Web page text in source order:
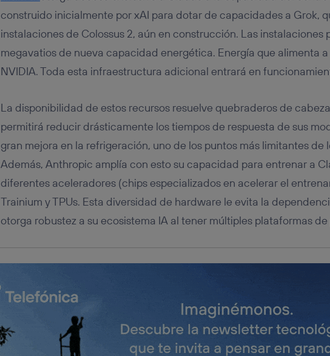
construido inicialmente por xAI para dotar de capacidades a Grok,
instalaciones de Colossus 2, aún en construcción. Las
megavatios de nueva capacidad energética. Energía que alimenta
NVIDIA. Toda esta infraestructura adicional entrará en
La disponibilidad de estos recursos resuelve quebraderos de
permitirá reducir drásticamente los tiempos de respuesta de sus
gran mejora en la refrigeración, uno de los puntos más limitantes de
Además, Anthropic amplía con esto su capacidad para entrenar a
diferentes aceleradores (chips especializados en acelerar el
Trainium y TPUs. Esta diversidad de hardware le evita la
otorga robustez a su ecosistema IA al tener múltiples plataformas
conecte su dispositivo y consienta el uso de la tecnología recibirá
Si utilizas unaconexión de banda ancha (p. ej., Wi-Fi), el
realizará en función de las actividades de navegación de los
hayan dado su consentimiento.
Puedes gestionar los consentimientos Utiq seleccionando
inferior de esta página web o visitando el
portal de privacidad
Para más información, consulta la política de privacidad de Utiq.